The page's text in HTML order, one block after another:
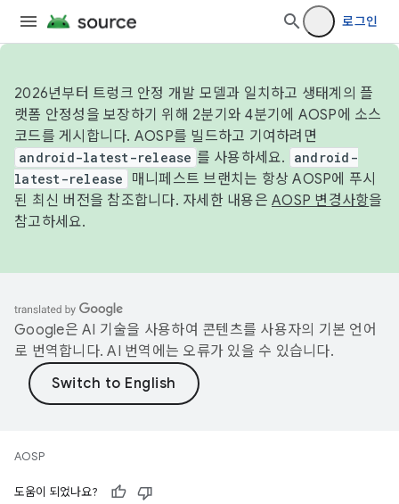
로그인
2026년부터 트렁크 안정 개발 모델과 일치하고 생태계의 플
랫폼 안정성을 보장하기 위해 2분기와 4분기에 AOSP에 소스
코드를 게시합니다. AOSP를 빌드하고 기여하려면
android-latest-release 를 사용하세요.
android-
latest-release
매니페스트 브랜치는 항상 AOSP에 푸시
된 최신 버전을 참조합니다. 자세한 내용은 AOSP 변경사항을
참고하세요.
Google은 AI 기술을 사용하여 콘텐츠를 사용자의 기본 언어
로 번역합니다. AI 번역에는 오류가 있을 수 있습니다.
AOSP
도움이 되었나요?